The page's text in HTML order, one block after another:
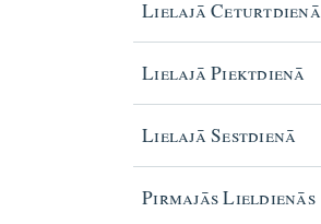
Lielajā Ceturtdienā
Lielajā Piektdienā
Lielajā Sestdienā
Pirmajās Lieldienās